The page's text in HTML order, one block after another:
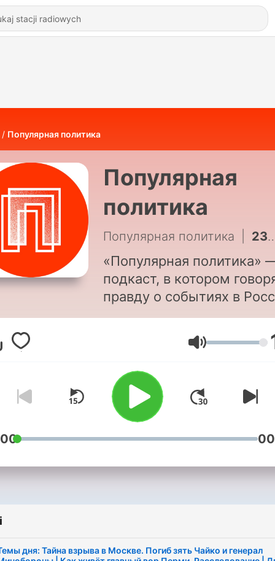
Популярная политика
Популярная
политика
Популярная политика 2397 - Темы дня: Тайна взрыва в Москве. Погиб зять Чайко и генерал Минобороны | Как живёт главный вор Перми. Расследование | Два года лжи. Кто и зачем отправил срочников умирать в Суджу
«Популярная политика»
подкаст, в котором
правду о событиях в
и войне с Украиной.
Присоединяйтесь. Не
подчиняйтесь. Głośność
дня: Тайна взрыва в Москве. Погиб зять Чайко и генерал